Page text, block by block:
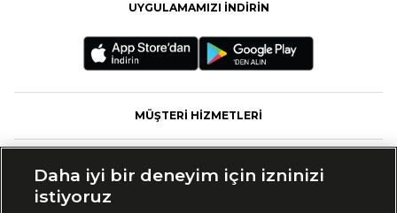
UYGULAMAMIZI İNDİRİN
MÜŞTERİ HİZMETLERİ
Daha iyi bir deneyim için izninizi
istiyoruz